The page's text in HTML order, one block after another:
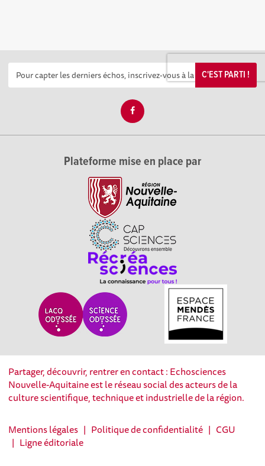
C'EST PARTI !
Plateforme mise en place par
Partager, découvrir, rentrer en contact : Echosciences
Nouvelle-Aquitaine est le réseau social des acteurs de la
culture scientifique, technique et industrielle de la région.
Mentions légales | Politique de confidentialité | CGU
| Ligne éditoriale